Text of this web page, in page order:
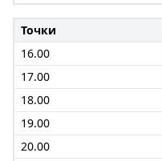
Точки
16.00
17.00
18.00
19.00
20.00